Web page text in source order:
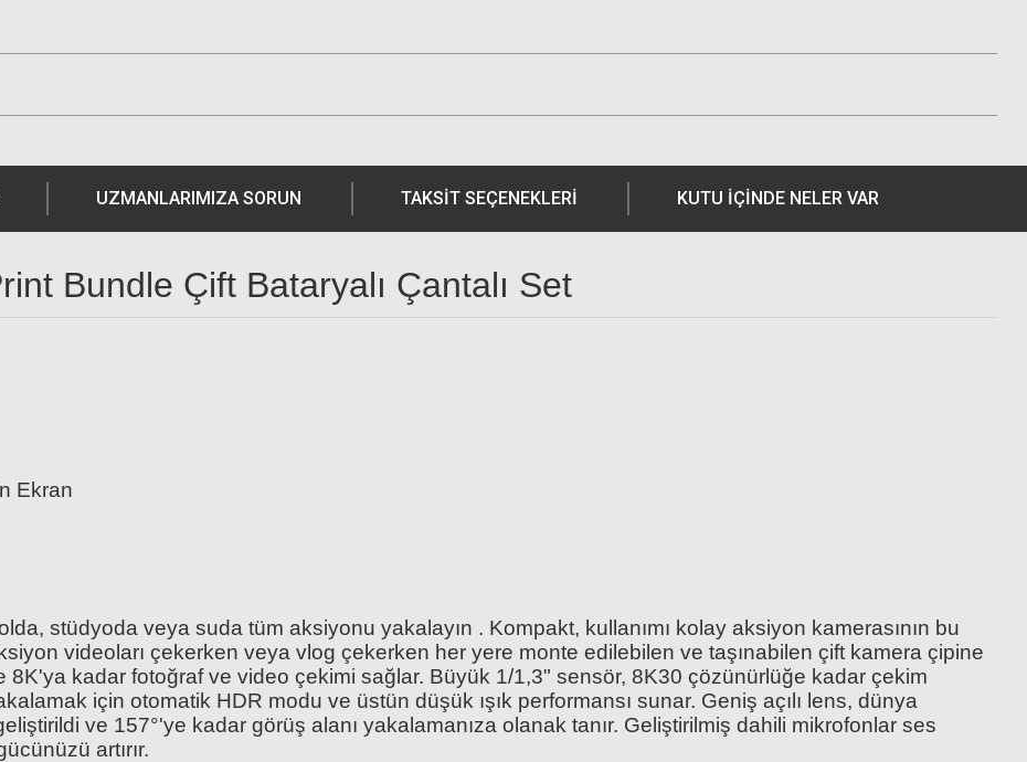
V30 Hafıza Kartı
UZMANLARIMIZA SORUN TAKSIT SEÇENEKLERI KUTU İÇİNDE NELER VAR
Bundle Çift Bataryalı Çantalı Set
Ekran
stüdyoda veya suda tüm aksiyonu yakalayın . Kompakt, kullanımı kolay aksiyon kamerasının bu
videoları çekerken veya vlog çekerken her yere monte edilebilen ve taşınabilen çift kamera çipine
kadar fotoğraf ve video çekimi sağlar. Büyük 1/1,3" sensör, 8K30 çözünürlüğe kadar çekim
için otomatik HDR modu ve üstün düşük ışık performansı sunar. Geniş açılı lens, dünya
ve 157°'ye kadar görüş alanı yakalamanıza olanak tanır. Geliştirilmiş dahili mikrofonlar ses
artırır.